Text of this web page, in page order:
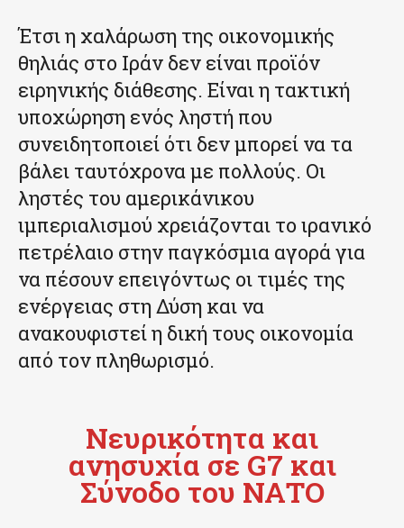
Έτσι η χαλάρωση της οικονομικής
θηλιάς στο Ιράν δεν είναι προϊόν
ειρηνικής διάθεσης. Είναι η τακτική
υποχώρηση ενός ληστή που
συνειδητοποιεί ότι δεν μπορεί να τα
βάλει ταυτόχρονα με πολλούς. Οι
ληστές του αμερικάνικου
ιμπεριαλισμού χρειάζονται το ιρανικό
πετρέλαιο στην παγκόσμια αγορά για
να πέσουν επειγόντως οι τιμές της
ενέργειας στη Δύση και να
ανακουφιστεί η δική τους οικονομία
από τον πληθωρισμό.
Νευρικότητα και
ανησυχία σε G7 και
Σύνοδο του ΝΑΤΟ